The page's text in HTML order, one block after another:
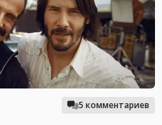
5 комментариев